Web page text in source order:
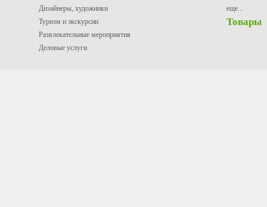
Дизайнеры, художники
Туризм и экскурсии
Развлекательные мероприятия
Деловые услуги
еще...
Товары